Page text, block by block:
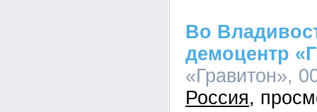
Во
демоцентр
«Гравитон»,
Россия